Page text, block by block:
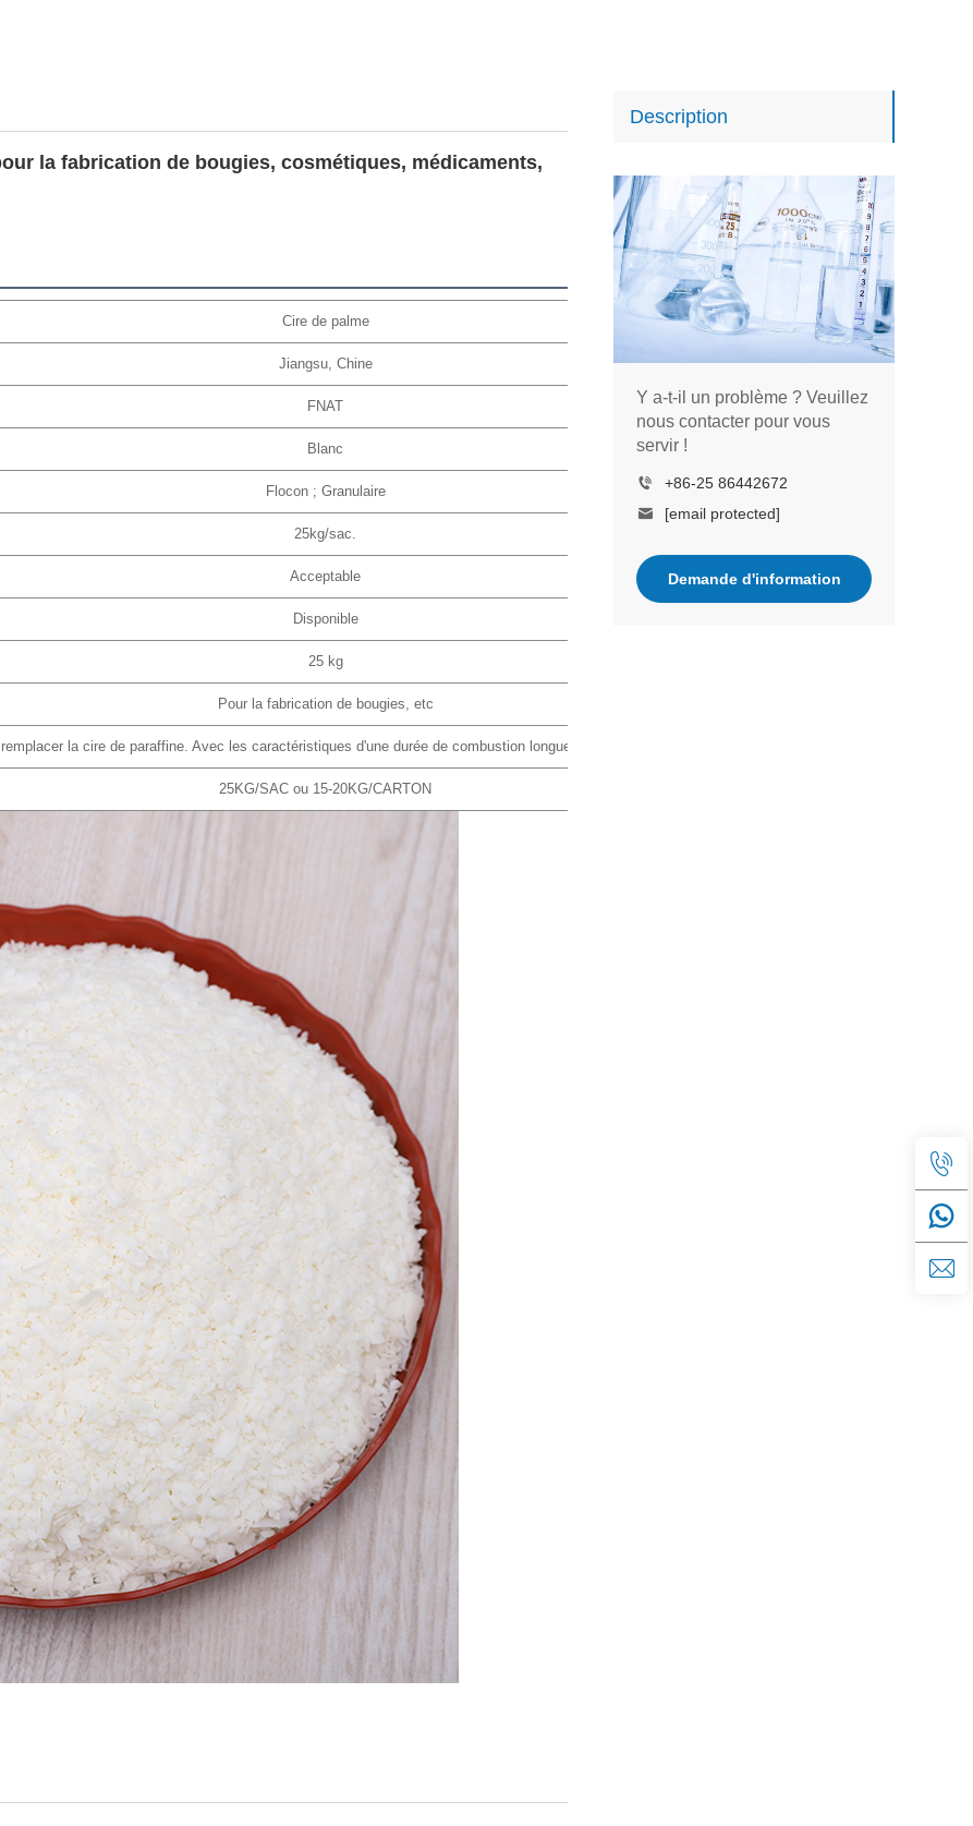
Description
Y a-t-il un problème ? Veuillez
nous contacter pour vous
servir !
+86-25 86442672
[email protected]
Demande d'information
la fabrication de bougies, cosmétiques, médicaments,
Cire de palme
Jiangsu, Chine
FNAT
Blanc
Flocon ; Granulaire
25kg/sac.
Acceptable
Disponible
25 kg
Pour la fabrication de bougies, etc
la cire de paraffine. Avec les caractéristiques d'une durée de combustion longue, sans fissure, sans fumée, sans odeur, etc
25KG/SAC ou 15-20KG/CARTON